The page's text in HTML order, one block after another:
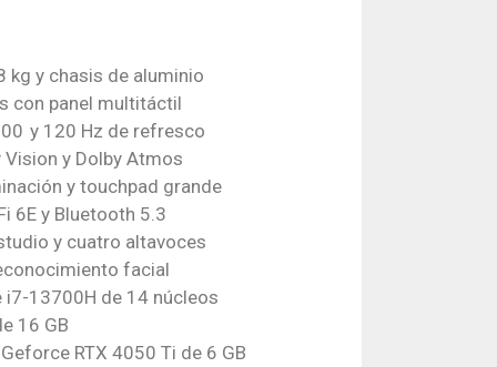
kg y chasis de aluminio
con panel multitáctil
y 120 Hz de refresco
y Dolby Atmos
y touchpad grande
6E y Bluetooth 5.3
y cuatro altavoces
facial
i7-13700H de 14 núcleos
16 GB
RTX 4050 Ti de 6 GB